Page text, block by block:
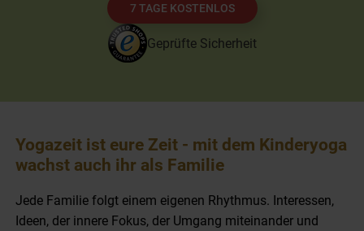
7 TAGE KOSTENLOS
Geprüfte Sicherheit
Yogazeit ist eure Zeit - mit dem Kinderyoga
wachst auch ihr als Familie
Jede Familie folgt einem eigenen Rhythmus. Interessen,
Ideen, der innere Fokus, der Umgang miteinander und